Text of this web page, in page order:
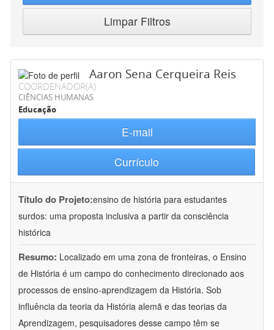
Limpar Filtros
Aaron Sena Cerqueira Reis
COORDENADOR(A)
CIÊNCIAS HUMANAS
Educação
E-mail
Currículo
Título do Projeto:ensino de história para estudantes
surdos: uma proposta inclusiva a partir da consciência
histórica
Resumo: Localizado em uma zona de fronteiras, o Ensino
de História é um campo do conhecimento direcionado aos
processos de ensino-aprendizagem da História. Sob
influência da teoria da História alemã e das teorias da
Aprendizagem, pesquisadores desse campo têm se